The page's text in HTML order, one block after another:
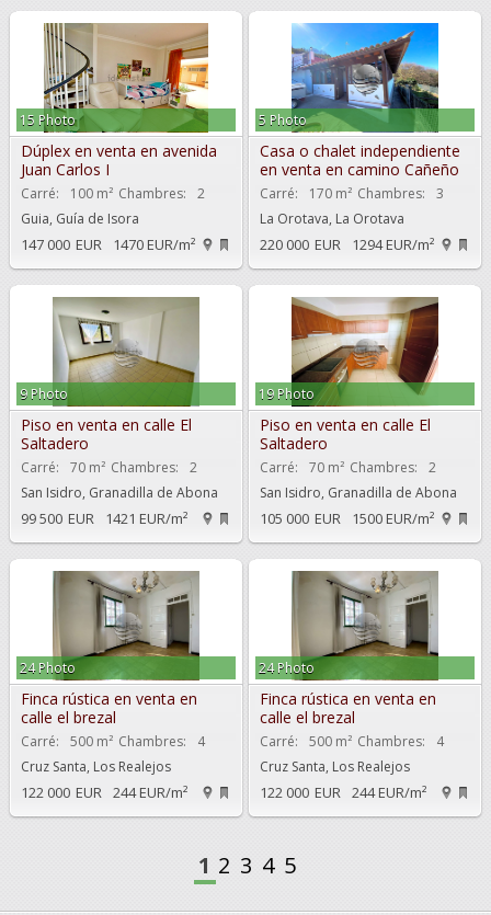
15 Photo
Dúplex en venta en avenida
Juan Carlos I
Carré: 100 m² Chambres:
2
Guia, Guía de Isora
147 000 EUR 1470 EUR/m²
5 Photo
Casa o chalet independiente
en venta en camino Cañeño
Carré: 170 m² Chambres:
3
La Orotava, La Orotava
220 000 EUR 1294 EUR/m²
9 Photo
Piso en venta en calle El
Saltadero
Carré: 70 m² Chambres:
2
San Isidro, Granadilla de Abona
99 500 EUR 1421 EUR/m²
19 Photo
Piso en venta en calle El
Saltadero
Carré: 70 m² Chambres:
2
San Isidro, Granadilla de Abona
105 000 EUR 1500 EUR/m²
24 Photo
Finca rústica en venta en
calle el brezal
Carré: 500 m² Chambres:
4
Cruz Santa, Los Realejos
122 000 EUR 244 EUR/m²
24 Photo
Finca rústica en venta en
calle el brezal
Carré: 500 m² Chambres:
4
Cruz Santa, Los Realejos
122 000 EUR 244 EUR/m²
1 2 3 4 5